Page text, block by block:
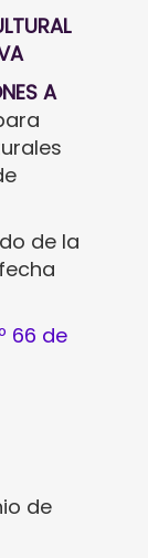
A
de la
66 de
de